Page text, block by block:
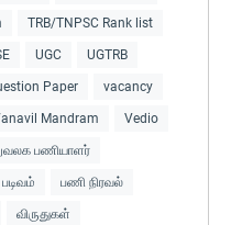
TRB/TNPSC Rank list
UGC UGTRB
Paper vacancy
Mandram Vedio
பணியாளர்
படிவம் பணி நிரவல்
விருதுகள்